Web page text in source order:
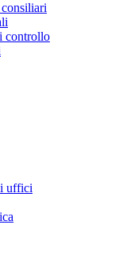
controllo
uffici